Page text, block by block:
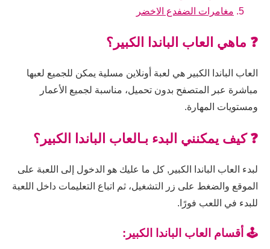
مغامرات الضفدع الاخضر
❓ ماهي العاب الباندا الكبير؟
العاب الباندا الكبير هي لعبة أونلاين مسلية يمكن للجميع لعبها
مباشرة عبر المتصفح بدون تحميل، مناسبة لجميع الأعمار
ومستويات المهارة.
❓ كيف يمكنني البدء بـالعاب الباندا الكبير؟
لبدء العاب الباندا الكبير, كل ما عليك هو الدخول إلى اللعبة على
الموقع والضغط على زر التشغيل، ثم اتباع التعليمات داخل اللعبة
للبدء في اللعب فورًا.
🕹️ أقسام العاب الباندا الكبير: